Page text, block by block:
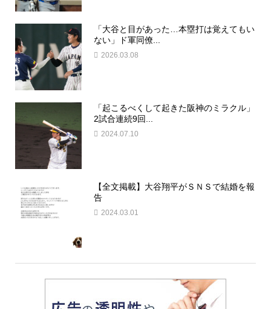
「大谷と目があった…本塁打は覚えてもい
ない」ド軍同僚...
2026.03.08
「起こるべくして起きた阪神のミラクル」
2試合連続9回...
2024.07.10
【全文掲載】大谷翔平がＳＮＳで結婚を報
告
2024.03.01